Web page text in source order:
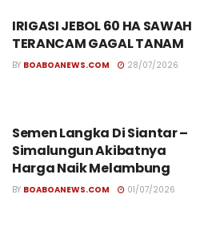
IRIGASI JEBOL 60 HA SAWAH
TERANCAM GAGAL TANAM
BY BOABOANEWS.COM 28/07/2026
Semen Langka Di Siantar –
Simalungun Akibatnya
Harga Naik Melambung
BY BOABOANEWS.COM 01/07/2026